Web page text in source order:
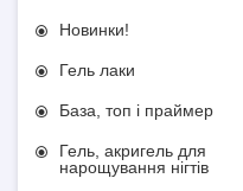
Новинки!
Гель лаки
База, топ і праймер
Гель, акригель для
нарощування нігтів